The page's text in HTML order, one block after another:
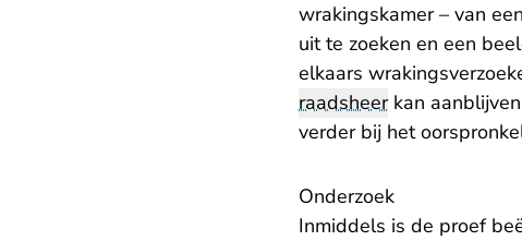
wrakingskamer – van
uit te zoeken en een
elkaars
raadsheerkan
verder bij het
Onderzoek
Inmiddels is de proef